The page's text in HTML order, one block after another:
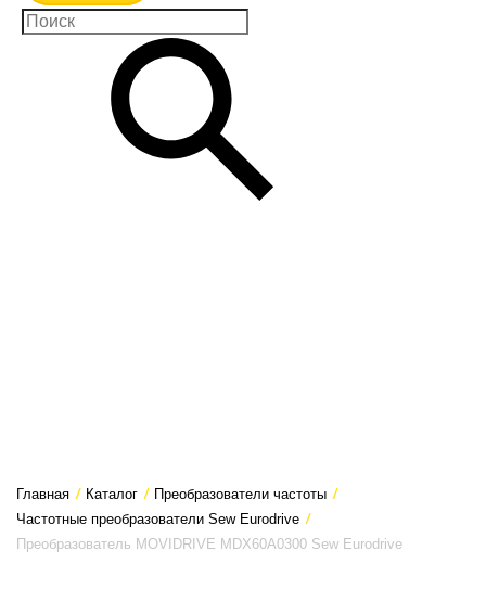
Главная / Каталог / Преобразователи частоты /
Частотные преобразователи Sew Eurodrive /
Преобразователь MOVIDRIVE MDX60A0300 Sew Eurodrive